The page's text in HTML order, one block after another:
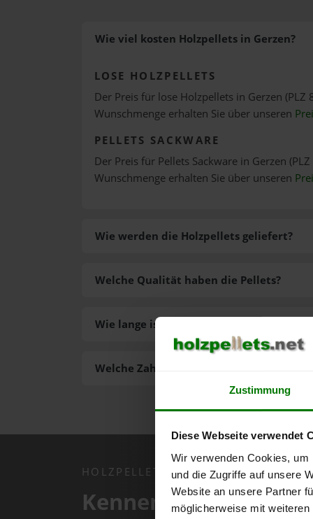
Zustimmung
Diese Webseite verwendet
Wir verwenden Cookies,
und die Zugriffe auf unsere
Website an unsere Partner
möglicherweise mit
Wie viel kosten Holzpellets in Gerzen?
LOSE HOLZPELLETS
Der Preis für lose Holzpellets in Gerzen (PLZ
Wunschmenge erhalten Sie über unseren
PELLETS SACKWARE
Der Preis für Pellets Sackware in Gerzen
Wunschmenge erhalten Sie über unseren
Wie werden die Holzpellets geliefert?
Welche Zahlungsarten gibt es?
Welche Qualität haben die Pellets?
Wie lange ist die Lieferzeit der Pellets?
HOLZPELLETS.NET APP
Kennen Sie schon